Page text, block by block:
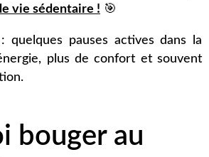
vie sédentaire ! 🎯
: quelques pauses actives dans la
plus de confort et souvent
bouger au